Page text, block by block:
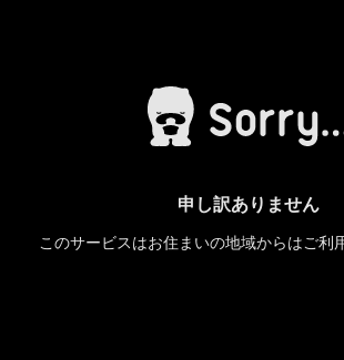
申し訳ありません
このサービスはお住まいの地域からはご利